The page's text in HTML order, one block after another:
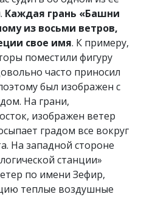
Каждая грань «Башни
из восьми ветров,
свое имя. К примеру,
поместили фигуру
часто приносил
был изображен с
На грани,
изображен ветер
градом все вокруг
На западной стороне
станции»
по имени Зефир,
теплые воздушные